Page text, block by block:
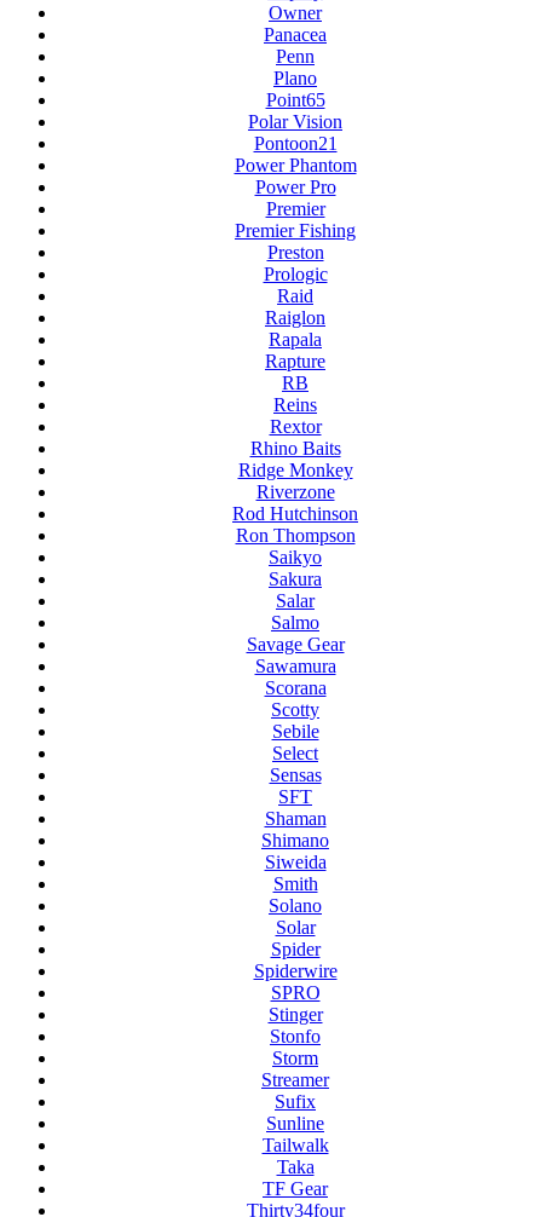
Owner
Panacea
Penn
Plano
Point65
Polar Vision
Pontoon21
Power Phantom
Power Pro
Premier
Premier Fishing
Preston
Prologic
Raid
Raiglon
Rapala
Rapture
RB
Reins
Rextor
Rhino Baits
Ridge Monkey
Riverzone
Rod Hutchinson
Ron Thompson
Saikyo
Sakura
Salar
Salmo
Savage Gear
Sawamura
Scorana
Scotty
Sebile
Select
Sensas
SFT
Shaman
Shimano
Siweida
Smith
Solano
Solar
Spider
Spiderwire
SPRO
Stinger
Stonfo
Storm
Streamer
Sufix
Sunline
Tailwalk
Taka
TF Gear
Thirty34four